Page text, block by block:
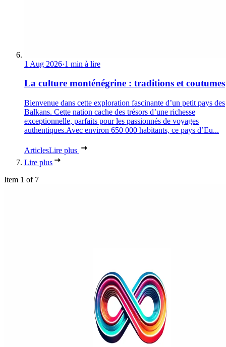
1 Aug 2026·1 min à lire
La culture monténégrine : traditions et coutumes
Bienvenue dans cette exploration fascinante d’un petit pays des
Balkans. Cette nation cache des trésors d’une richesse
exceptionnelle, parfaits pour les passionnés de voyages
authentiques.Avec environ 650 000 habitants, ce pays d’Eu...
ArticlesLire plus
Lire plus
Item 1 of 7